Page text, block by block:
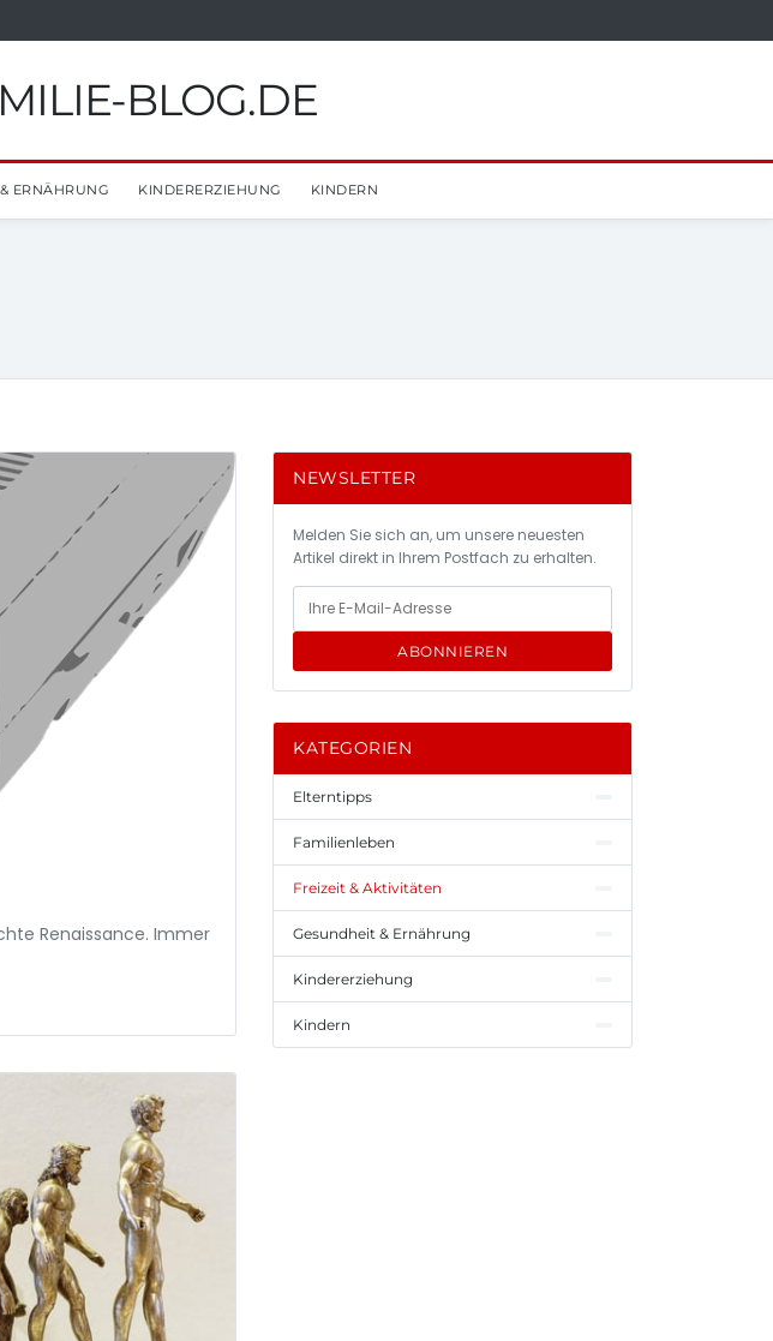
BLOG.DE
ERNÄHRUNG KINDERERZIEHUNG KINDERN
Renaissance. Immer
NEWSLETTER
Melden Sie sich an, um unsere neuesten
Artikel direkt in Ihrem Postfach zu erhalten.
ABONNIEREN
KATEGORIEN
Elterntipps
Familienleben
Freizeit & Aktivitäten
Gesundheit & Ernährung
Kindererziehung
Kindern